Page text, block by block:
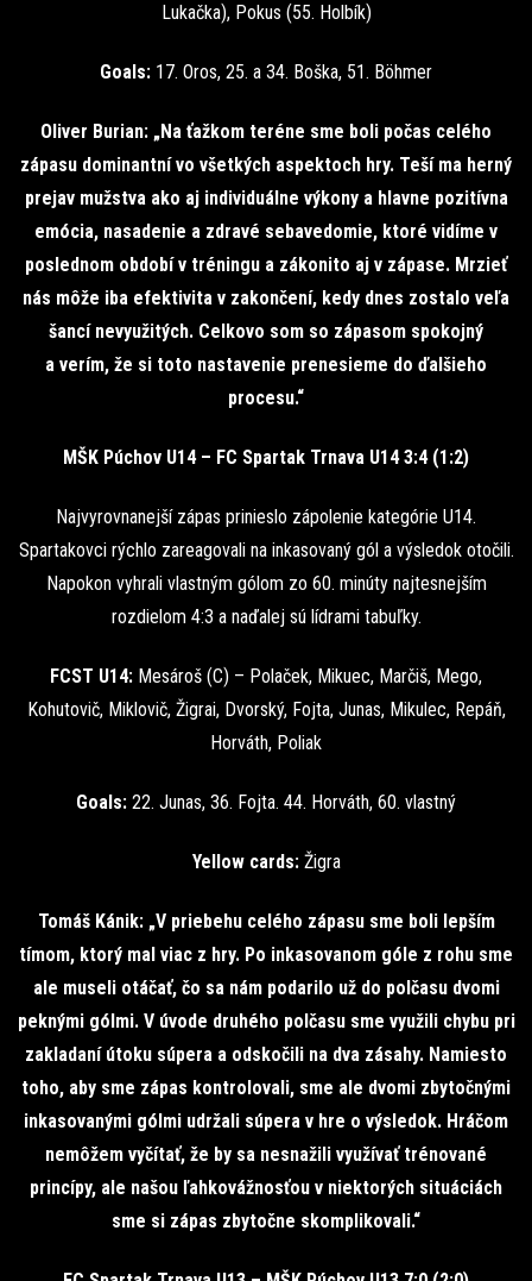
Lukačka), Pokus (55. Holbík)
Goals: 17. Oros, 25. a 34. Boška, 51. Böhmer
Oliver Burian: „Na ťažkom teréne sme boli počas celého
zápasu dominantní vo všetkých aspektoch hry. Teší ma herný
prejav mužstva ako aj individuálne výkony a hlavne pozitívna
emócia, nasadenie a zdravé sebavedomie, ktoré vidíme v
poslednom období v tréningu a zákonito aj v zápase. Mrzieť
nás môže iba efektivita v zakončení, kedy dnes zostalo veľa
šancí nevyužitých. Celkovo som so zápasom spokojný
a verím, že si toto nastavenie prenesieme do ďalšieho
procesu.“
MŠK Púchov U14 – FC Spartak Trnava U14 3:4 (1:2)
Najvyrovnanejší zápas prinieslo zápolenie kategórie U14.
Spartakovci rýchlo zareagovali na inkasovaný gól a výsledok otočili.
Napokon vyhrali vlastným gólom zo 60. minúty najtesnejším
rozdielom 4:3 a naďalej sú lídrami tabuľky.
FCST U14: Mesároš (C) – Polaček, Mikuec, Marčiš, Mego,
Kohutovič, Miklovič, Žigrai, Dvorský, Fojta, Junas, Mikulec, Repáň,
Horváth, Poliak
Goals: 22. Junas, 36. Fojta. 44. Horváth, 60. vlastný
Yellow cards: Žigra
Tomáš Kánik: „V priebehu celého zápasu sme boli lepším
tímom, ktorý mal viac z hry. Po inkasovanom góle z rohu sme
ale museli otáčať, čo sa nám podarilo už do polčasu dvomi
peknými gólmi. V úvode druhého polčasu sme využili chybu pri
zakladaní útoku súpera a odskočili na dva zásahy. Namiesto
toho, aby sme zápas kontrolovali, sme ale dvomi zbytočnými
inkasovanými gólmi udržali súpera v hre o výsledok. Hráčom
nemôžem vyčítať, že by sa nesnažili využívať trénované
princípy, ale našou ľahkovážnosťou v niektorých situáciách
sme si zápas zbytočne skomplikovali.“